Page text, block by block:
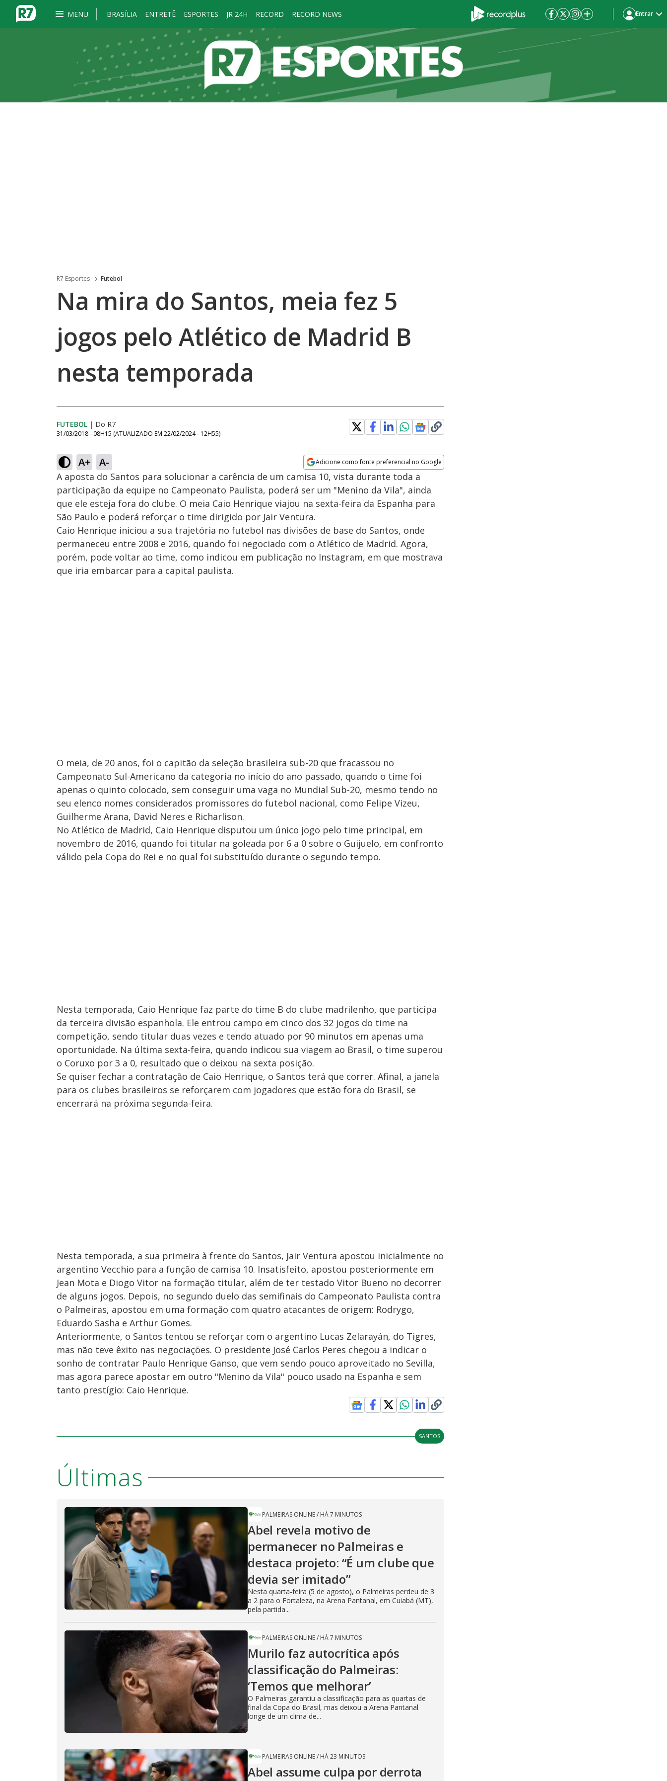
MENU BRASÍLIA ENTRETÊ ESPORTES JR 24H RECORD RECORD NEWS Entrar
R7 Esportes Futebol
Na mira do Santos, meia fez 5
jogos pelo Atlético de Madrid B
nesta temporada
FUTEBOL | Do R7
31/03/2018 - 08H15 (ATUALIZADO EM 22/02/2024 - 12H55)
A+ A- Adicione como fonte preferencial no Google
Opens in new window
A aposta do Santos para solucionar a carência de um camisa 10, vista durante toda a
participação da equipe no Campeonato Paulista, poderá ser um "Menino da Vila", ainda
que ele esteja fora do clube. O meia Caio Henrique viajou na sexta-feira da Espanha para
São Paulo e poderá reforçar o time dirigido por Jair Ventura.
Caio Henrique iniciou a sua trajetória no futebol nas divisões de base do Santos, onde
permaneceu entre 2008 e 2016, quando foi negociado com o Atlético de Madrid. Agora,
porém, pode voltar ao time, como indicou em publicação no Instagram, em que mostrava
que iria embarcar para a capital paulista.
O meia, de 20 anos, foi o capitão da seleção brasileira sub-20 que fracassou no
Campeonato Sul-Americano da categoria no início do ano passado, quando o time foi
apenas o quinto colocado, sem conseguir uma vaga no Mundial Sub-20, mesmo tendo no
seu elenco nomes considerados promissores do futebol nacional, como Felipe Vizeu,
Guilherme Arana, David Neres e Richarlison.
No Atlético de Madrid, Caio Henrique disputou um único jogo pelo time principal, em
novembro de 2016, quando foi titular na goleada por 6 a 0 sobre o Guijuelo, em confronto
válido pela Copa do Rei e no qual foi substituído durante o segundo tempo.
Nesta temporada, Caio Henrique faz parte do time B do clube madrilenho, que participa
da terceira divisão espanhola. Ele entrou campo em cinco dos 32 jogos do time na
competição, sendo titular duas vezes e tendo atuado por 90 minutos em apenas uma
oportunidade. Na última sexta-feira, quando indicou sua viagem ao Brasil, o time superou
o Coruxo por 3 a 0, resultado que o deixou na sexta posição.
Se quiser fechar a contratação de Caio Henrique, o Santos terá que correr. Afinal, a janela
para os clubes brasileiros se reforçarem com jogadores que estão fora do Brasil, se
encerrará na próxima segunda-feira.
Nesta temporada, a sua primeira à frente do Santos, Jair Ventura apostou inicialmente no
argentino Vecchio para a função de camisa 10. Insatisfeito, apostou posteriormente em
Jean Mota e Diogo Vitor na formação titular, além de ter testado Vitor Bueno no decorrer
de alguns jogos. Depois, no segundo duelo das semifinais do Campeonato Paulista contra
o Palmeiras, apostou em uma formação com quatro atacantes de origem: Rodrygo,
Eduardo Sasha e Arthur Gomes.
Anteriormente, o Santos tentou se reforçar com o argentino Lucas Zelarayán, do Tigres,
mas não teve êxito nas negociações. O presidente José Carlos Peres chegou a indicar o
sonho de contratar Paulo Henrique Ganso, que vem sendo pouco aproveitado no Sevilla,
mas agora parece apostar em outro "Menino da Vila" pouco usado na Espanha e sem
tanto prestígio: Caio Henrique.
SANTOS
Últimas
PALMEIRAS ONLINE/ HÁ 7 MINUTOS
Abel revela motivo de
permanecer no Palmeiras e
destaca projeto: “É um clube que
devia ser imitado”
Nesta quarta-feira (5 de agosto), o Palmeiras perdeu de 3
a 2 para o Fortaleza, na Arena Pantanal, em Cuiabá (MT),
pela partida...
PALMEIRAS ONLINE/ HÁ 7 MINUTOS
Murilo faz autocrítica após
classificação do Palmeiras:
‘Temos que melhorar’
O Palmeiras garantiu a classificação para as quartas de
final da Copa do Brasil, mas deixou a Arena Pantanal
longe de um clima de...
PALMEIRAS ONLINE/ HÁ 23 MINUTOS
Abel assume culpa por derrota